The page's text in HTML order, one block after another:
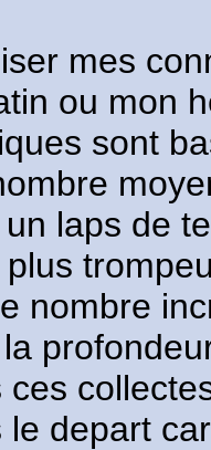
mes
ou mon
sont
laps de
nombre
ces
le depart